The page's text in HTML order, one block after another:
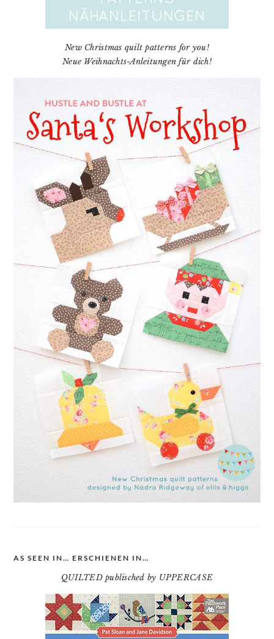
New Christmas quilt patterns for you!
Neue Weihnachts-Anleitungen für dich!
AS SEEN IN… ERSCHIENEN IN…
QUILTED publisched by UPPERCASE